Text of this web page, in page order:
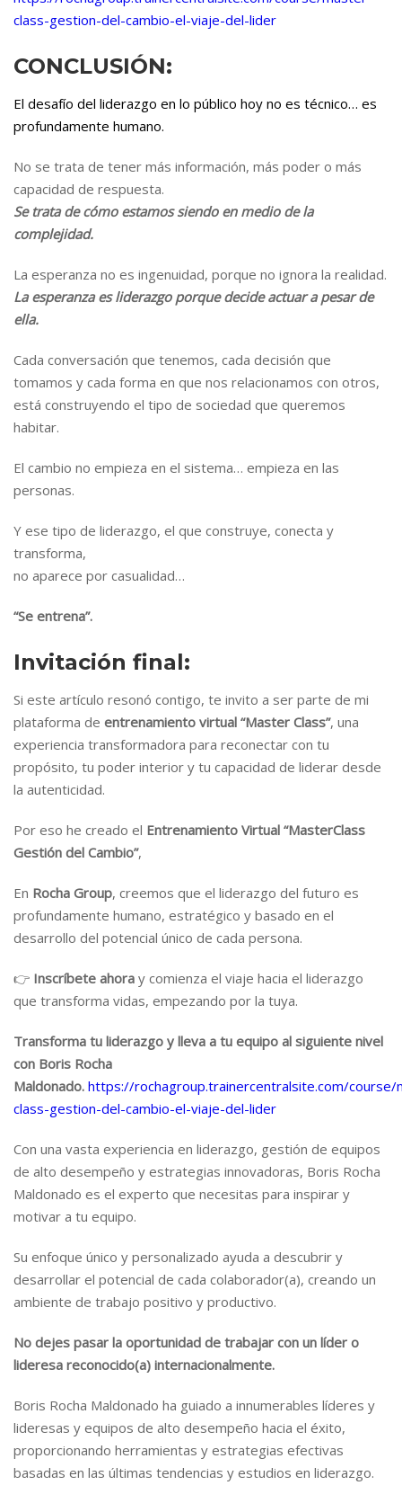
class-gestion-del-cambio-el-viaje-del-lider
CONCLUSIÓN:
El desafío del liderazgo en lo público hoy no es técnico… es
profundamente humano.
No se trata de tener más información, más poder o más
capacidad de respuesta.
Se trata de cómo estamos siendo en medio de la
complejidad.
La esperanza no es ingenuidad, porque no ignora la realidad.
La esperanza es liderazgo porque decide actuar a pesar de
ella.
Cada conversación que tenemos, cada decisión que
tomamos y cada forma en que nos relacionamos con otros,
está construyendo el tipo de sociedad que queremos
habitar.
El cambio no empieza en el sistema… empieza en las
personas.
Y ese tipo de liderazgo, el que construye, conecta y
transforma,
no aparece por casualidad…
“Se entrena”.
Invitación final:
Si este artículo resonó contigo, te invito a ser parte de mi
plataforma de entrenamiento virtual “Master Class”, una
experiencia transformadora para reconectar con tu
propósito, tu poder interior y tu capacidad de liderar desde
la autenticidad.
Por eso he creado el Entrenamiento Virtual “MasterClass
Gestión del Cambio”,
En Rocha Group, creemos que el liderazgo del futuro es
profundamente humano, estratégico y basado en el
desarrollo del potencial único de cada persona.
👉 Inscríbete ahora y comienza el viaje hacia el liderazgo
que transforma vidas, empezando por la tuya.
Transforma tu liderazgo y lleva a tu equipo al siguiente nivel
con Boris Rocha
Maldonado. https://rochagroup.trainercentralsite.com/course/
class-gestion-del-cambio-el-viaje-del-lider
Con una vasta experiencia en liderazgo, gestión de equipos
de alto desempeño y estrategias innovadoras, Boris Rocha
Maldonado es el experto que necesitas para inspirar y
motivar a tu equipo.
Su enfoque único y personalizado ayuda a descubrir y
desarrollar el potencial de cada colaborador(a), creando un
ambiente de trabajo positivo y productivo.
No dejes pasar la oportunidad de trabajar con un líder o
lideresa reconocido(a) internacionalmente.
Boris Rocha Maldonado ha guiado a innumerables líderes y
lideresas y equipos de alto desempeño hacia el éxito,
proporcionando herramientas y estrategias efectivas
basadas en las últimas tendencias y estudios en liderazgo.